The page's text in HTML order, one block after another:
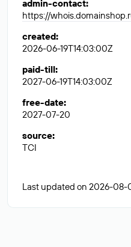
admin-contact:
https://
created:
2026-06-19T14:03:00Z
paid-till:
2027-06-19T14:03:00Z
free-date:
2027-07-20
source:
TCI
Last updated on 2026-